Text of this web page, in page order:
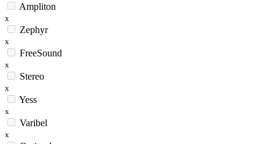
Ampliton
x
Zephyr
x
FreeSound
x
Stereo
x
Yess
x
Varibel
x